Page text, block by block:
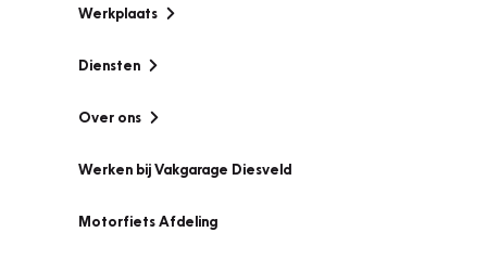
Werkplaats
Diensten
Over ons
Werken bij Vakgarage Diesveld
Motorfiets Afdeling